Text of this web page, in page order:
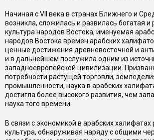
Начиная с VII века в странах Ближнего и
возникла, сложилась и развилась богатая и
культура народов Востока, именуемая
народов Востока времен арабских
ценные достижения древневосточной и
и в дальнейшем послужила одним из
западноевропейской цивилизации.
потребности растущей торговли,
промышленности, наука в арабских
достигла более высокого развития, чем
наука того времени.
В связи с экономикой в арабских халифатах
культура, обнаруживая наряду с общими